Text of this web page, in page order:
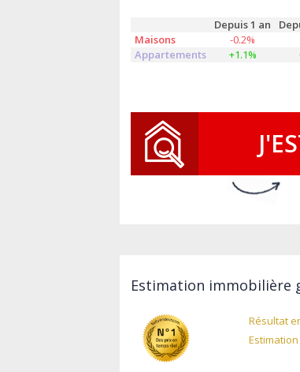
Depuis 1 an
Maisons
-0.2%
Appartements
+1.1%
Estimation immobilière
Résultat
Estimation